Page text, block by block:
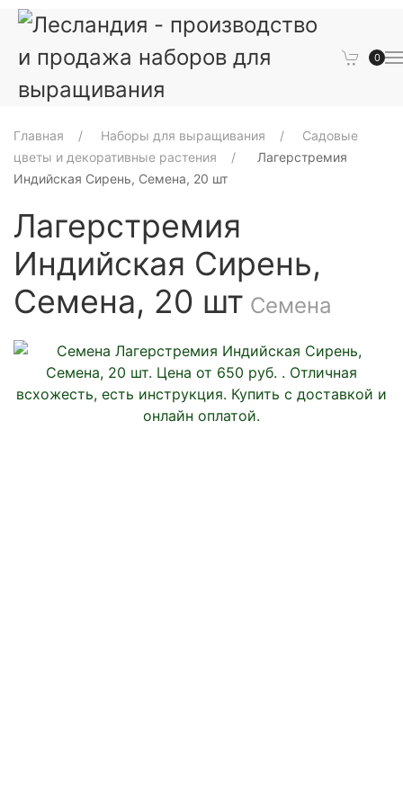
0
Главная Наборы для выращивания
Садовые
цветы и декоративные растения
Лагерстремия
Индийская Сирень, Семена, 20 шт
Лагерстремия
Индийская Сирень,
Семена, 20 шт Семена